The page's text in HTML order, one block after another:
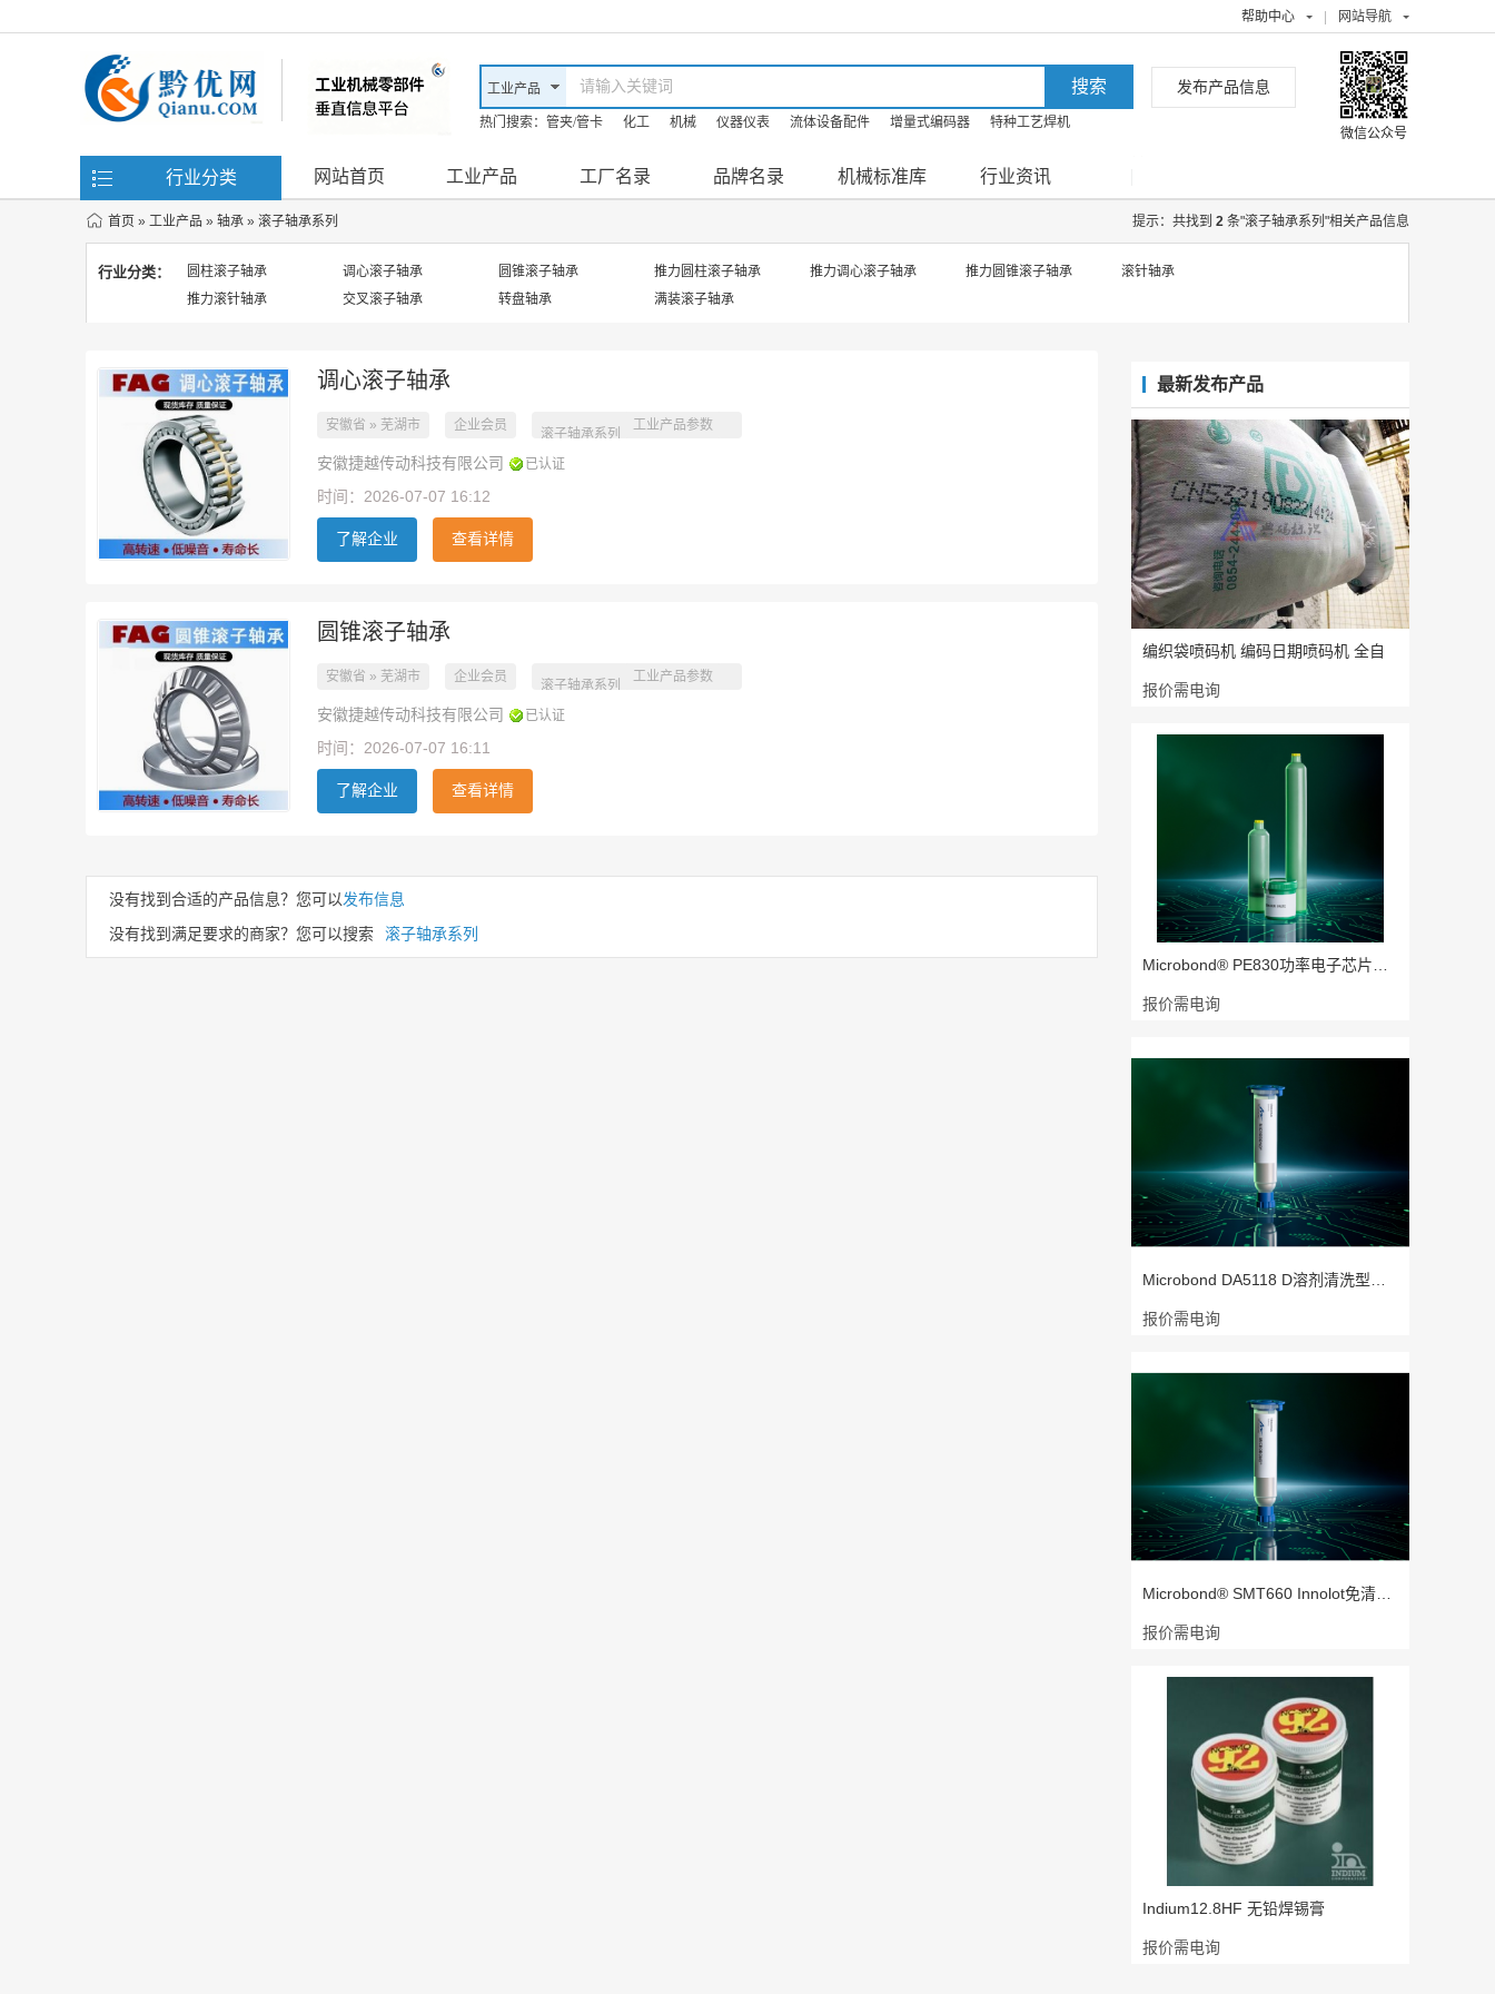
帮助中心 网站导航
热门搜索： 管夹/管卡 化工 机械 仪器仪表 流体设备配件 增量式编码器
特种工艺焊机
发布产品信息
微信公众号
行业分类 网站首页 工业产品 工厂名录 品牌名录 机械标准库 行业资讯
首页 » 工业产品 » 轴承 » 滚子轴承系列 提示：共找到 2 条"滚子轴承系列"相关产品信息
行业分类： 圆柱滚子轴承 调心滚子轴承 圆锥滚子轴承 推力圆柱滚子轴承 推力调心滚子轴承 推力圆锥滚子轴承
滚针轴承
推力滚针轴承
交叉滚子轴承 转盘轴承 满装滚子轴承
调心滚子轴承
安徽省 » 芜湖市 企业会员
滚子轴承系列
工业产品参数
安徽捷越传动科技有限公司 已认证
时间：2026-07-07 16:12
了解企业 查看详情
圆锥滚子轴承
安徽省 » 芜湖市 企业会员
滚子轴承系列
工业产品参数
安徽捷越传动科技有限公司 已认证
时间：2026-07-07 16:11
了解企业 查看详情
没有找到合适的产品信息？您可以发布信息
没有找到满足要求的商家？您可以搜索 滚子轴承系列
最新发布产品
编织袋喷码机 编码日期喷码机 全自
报价需电询
报价需电询
报价需电询
报价需电询
Indium12.8HF 无铅焊锡膏
报价需电询